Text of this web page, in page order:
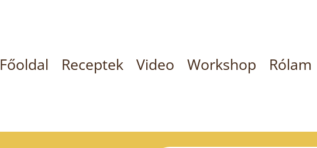
Főoldal Receptek Video Workshop Rólam